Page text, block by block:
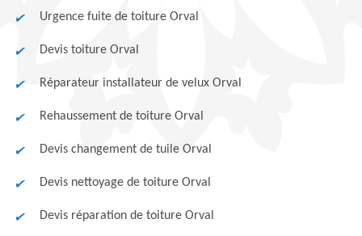
Urgence fuite de toiture Orval
Devis toiture Orval
Réparateur installateur de velux Orval
Rehaussement de toiture Orval
Devis changement de tuile Orval
Devis nettoyage de toiture Orval
Devis réparation de toiture Orval